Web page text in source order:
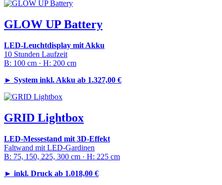
GLOW UP Battery
LED-Leuchtdisplay mit Akku
10 Stunden Laufzeit
B: 100 cm · H: 200 cm
► System inkl. Akku ab 1.327,00 €
GRID Lightbox
LED-Messestand mit 3D-Effekt
Faltwand mit LED-Gardinen
B: 75, 150, 225, 300 cm · H: 225 cm
► inkl. Druck ab 1.018,00 €